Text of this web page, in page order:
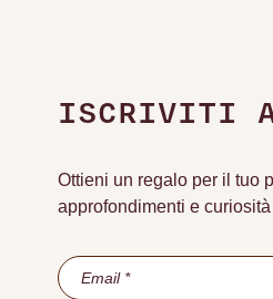
ISCRIVITI
Ottieni un regalo per il tuo
approfondimenti e curiosità